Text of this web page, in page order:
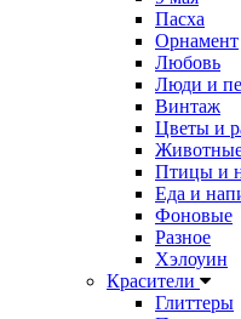
Пасха
Орнамент
Любовь
Люди и
Винтаж
Цветы и
Птицы и
Еда и
Фоновые
Разное
Хэлоуин
Красители
Глиттеры